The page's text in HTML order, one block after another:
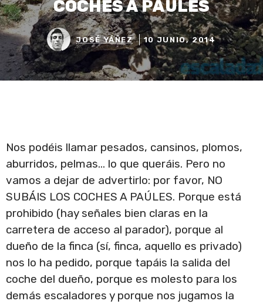
COCHES A PAÚLES
JOSÉ YÁÑEZ 10 JUNIO, 2014
Nos podéis llamar pesados, cansinos, plomos,
aburridos, pelmas… lo que queráis. Pero no
vamos a dejar de advertirlo: por favor, NO
SUBÁIS LOS COCHES A PAÚLES. Porque está
prohibido (hay señales bien claras en la
carretera de acceso al parador), porque al
dueño de la finca (sí, finca, aquello es privado)
nos lo ha pedido, porque tapáis la salida del
coche del dueño, porque es molesto para los
demás escaladores y porque nos jugamos la